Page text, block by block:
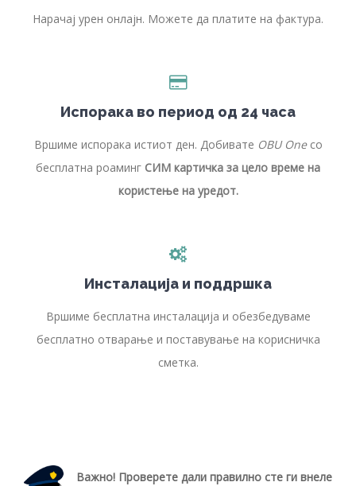
Нарачај урен онлајн. Можете да платите на фактура.
Испорака во период од 24 часа
Вршиме испорака истиот ден. Добивате OBU Oneсо
бесплатна роаминг СИМ картичка за цело време на
користење на уредот.
Инсталација и поддршка
Вршиме бесплатна инсталација и обезбедуваме
бесплатно отварање и поставување на корисничка
сметка.
Важно! Проверете дали правилно сте ги внеле